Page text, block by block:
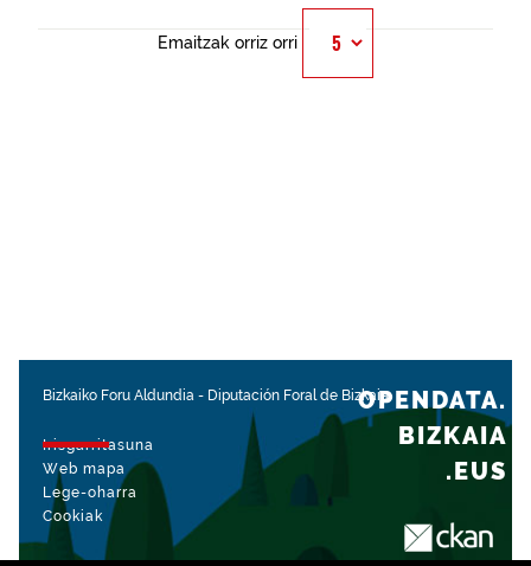
Emaitzak orriz orri
Bizkaiko Foru Aldundia - Diputación Foral de Bizkaia
Irisgarritasuna
Web mapa
Lege-oharra
Cookiak
OPENDATA.
BIZKAIA
.EUS